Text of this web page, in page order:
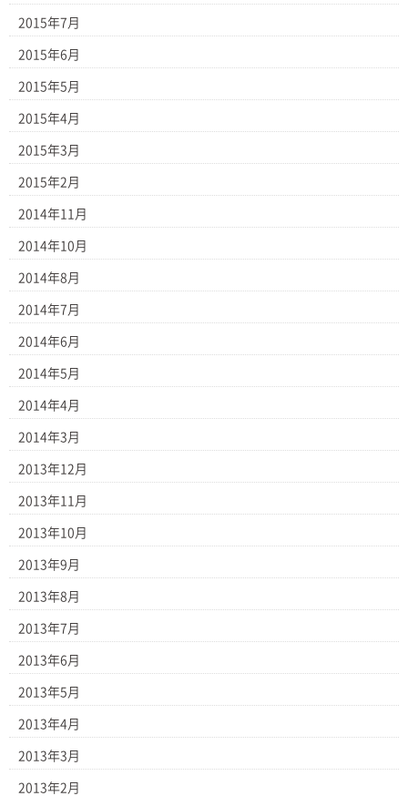
2015年7月
2015年6月
2015年5月
2015年4月
2015年3月
2015年2月
2014年11月
2014年10月
2014年8月
2014年7月
2014年6月
2014年5月
2014年4月
2014年3月
2013年12月
2013年11月
2013年10月
2013年9月
2013年8月
2013年7月
2013年6月
2013年5月
2013年4月
2013年3月
2013年2月